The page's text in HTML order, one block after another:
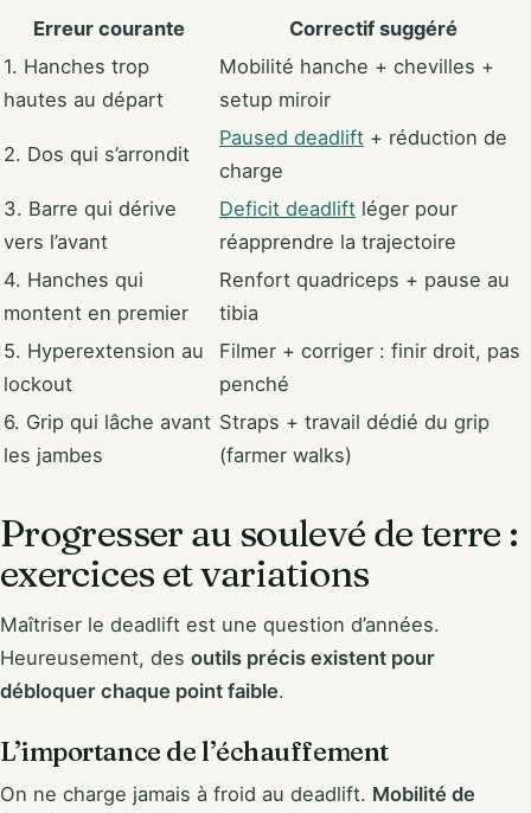
Erreur courante
Correctif suggéré
1. Hanches trop
hautes au départ
Mobilité hanche + chevilles +
setup miroir
2. Dos qui s’arrondit
Paused deadlift + réduction de
charge
3. Barre qui dérive
vers l’avant
Deficit deadlift léger pour
réapprendre la trajectoire
4. Hanches qui
montent en premier
Renfort quadriceps + pause au
tibia
5. Hyperextension au
lockout
Filmer + corriger : finir droit, pas
penché
6. Grip qui lâche avant
les jambes
Straps + travail dédié du grip
(farmer walks)
Progresser au soulevé de terre :
exercices et variations
Maîtriser le deadlift est une question d’années.
Heureusement, des outils précis existent pour
débloquer chaque point faible.
L’importance de l’échauffement
On ne charge jamais à froid au deadlift. Mobilité de